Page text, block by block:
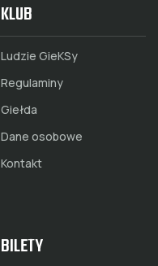
KLUB
Ludzie GieKSy
Regulaminy
Giełda
Dane osobowe
Kontakt
BILETY